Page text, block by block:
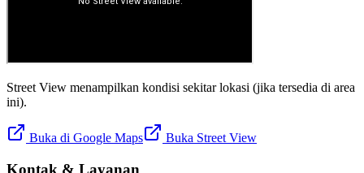
Street View menampilkan kondisi sekitar lokasi (jika tersedia di area
ini).
Buka di Google Maps Buka Street View
Kontak & Layanan